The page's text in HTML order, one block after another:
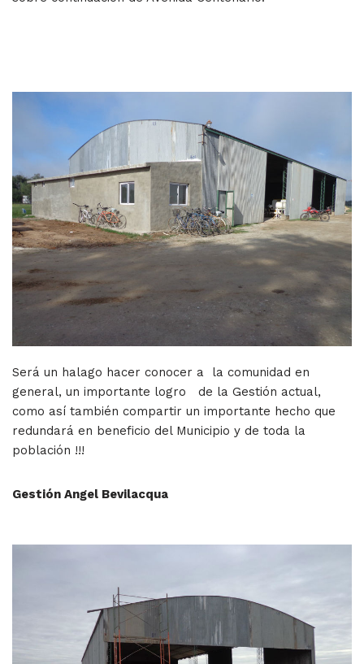
Será un halago hacer conocer a la comunidad en
general, un importante logro de la Gestión actual,
como así también compartir un importante hecho que
redundará en beneficio del Municipio y de toda la
población !!!
Gestión Angel Bevilacqua